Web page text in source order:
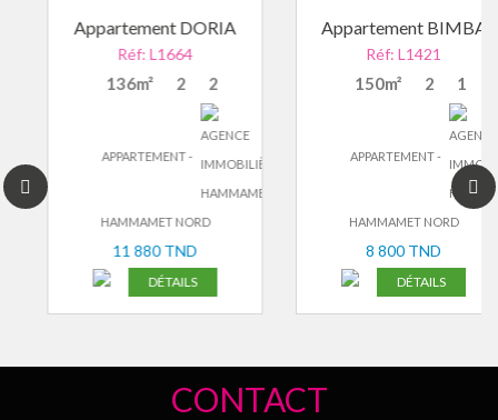
Appartement DORIA
Réf: L1664
136m² 2 2
APPARTEMENT -
HAMMAMET NORD
11 880 TND
DÉTAILS
Appartement BIMBA
Réf: L1421
150m² 2 1
APPARTEMENT -
HAMMAMET NORD
8 800 TND
DÉTAILS
CONTACT